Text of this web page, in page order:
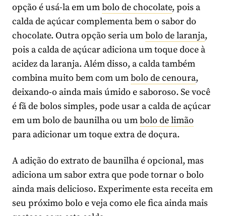
opção é usá-la em umbolo de chocolate, pois a
calda de açúcar complementa bem o sabor do
chocolate. Outra opção seria umbolo de laranja,
pois a calda de açúcar adiciona um toque doce à
acidez da laranja. Além disso, a calda também
combina muito bem com umbolo de cenoura,
deixando-o ainda mais úmido e saboroso. Se você
é fã de bolos simples, pode usar a calda de açúcar
em um bolo de baunilha ou umbolo de limão
para adicionar um toque extra de doçura.
A adição do extrato de baunilha é opcional, mas
adiciona um sabor extra que pode tornar o bolo
ainda mais delicioso. Experimente esta receita em
seu próximo bolo e veja como ele fica ainda mais